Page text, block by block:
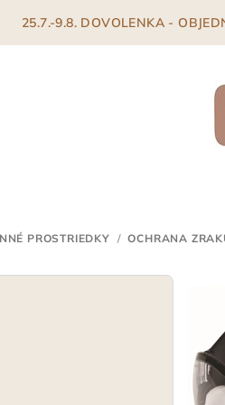
25.7.-9.8. DOVOLENKA -
PROSTRIEDKY / OCHRANA